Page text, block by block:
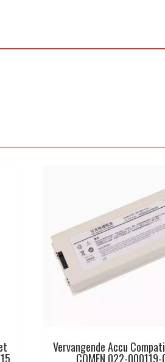
Vervangende Accu
COMEN 022-